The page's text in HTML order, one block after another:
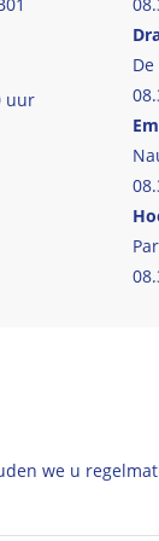
uur
we u